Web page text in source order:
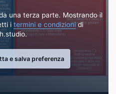
una terza parte. Mostrando il
i termini e condizionidi
e salva preferenza